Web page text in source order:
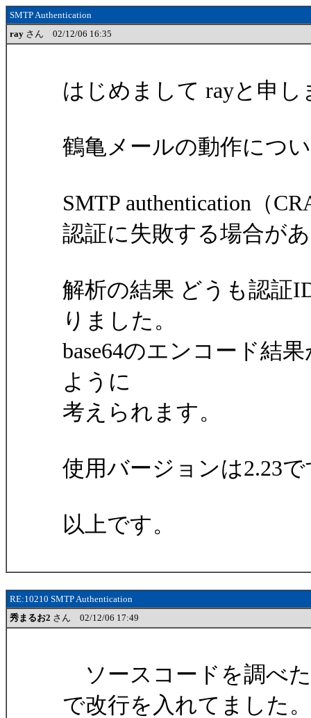
SMTP Authentication
ray さん 02/12/06 16:35
はじめまして rayと申し
鶴亀メールの動作につ
SMTP authentication（
認証に失敗する場合が
解析の結果 どうも認証
りました。
base64のエンコード結
ように
考えられます。
使用バージョンは2.23
以上です。
RE:10210 SMTP Authentication
秀まるお2 さん 02/12/06 17:49
ソースコードを調べた
で改行を入れてました。